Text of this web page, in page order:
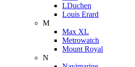
LDuchen
Louis Erard
M
Max XL
Metrowatch
Mount Royal
N